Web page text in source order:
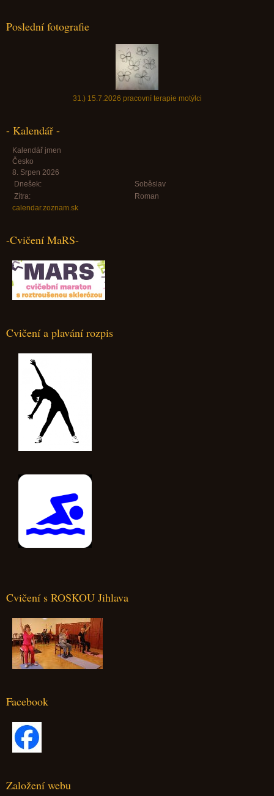
Poslední fotografie
31.) 15.7.2026 pracovní terapie motýlci
- Kalendář -
Kalendář jmen
Česko
8. Srpen 2026
Dnešek:
Soběslav
Zítra:
Roman
calendar.zoznam.sk
-Cvičení MaRS-
Cvičení a plavání rozpis
Cvičení s ROSKOU Jihlava
Facebook
Založení webu